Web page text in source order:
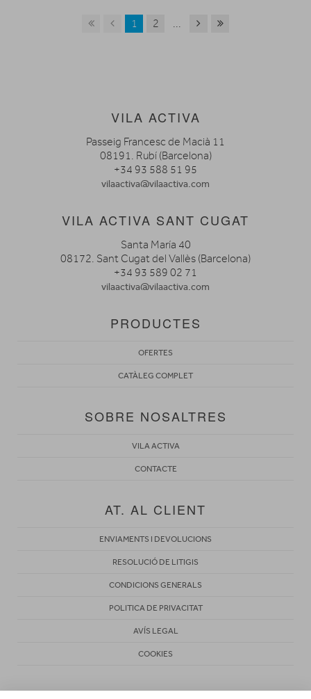
1 2 ...
VILA ACTIVA
Passeig Francesc de Macià 11
08191. Rubí (Barcelona)
+34 93 588 51 95
vilaactiva@vilaactiva.com
VILA ACTIVA SANT CUGAT
Santa María 40
08172. Sant Cugat del Vallès (Barcelona)
+34 93 589 02 71
vilaactiva@vilaactiva.com
PRODUCTES
OFERTES
CATÀLEG COMPLET
SOBRE NOSALTRES
VILA ACTIVA
CONTACTE
AT. AL CLIENT
ENVIAMENTS I DEVOLUCIONS
RESOLUCIÓ DE LITIGIS
CONDICIONS GENERALS
POLITICA DE PRIVACITAT
AVÍS LEGAL
COOKIES